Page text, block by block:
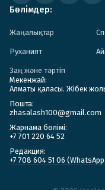
Бөлімдер:
Жаңалықтар
Руханият
Заң және тәртіп
Мекенжай:
Алматы қаласы. Жібек
Пошта:
zhasalash100@gmail.com
Жарнама бөлімі:
+7 701 220 64 52
Редакция:
+7 708 604 51 06